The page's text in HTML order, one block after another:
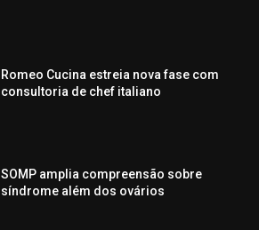
Romeo Cucina estreia nova fase com
consultoria de chef italiano
SOMP amplia compreensão sobre
síndrome além dos ovários